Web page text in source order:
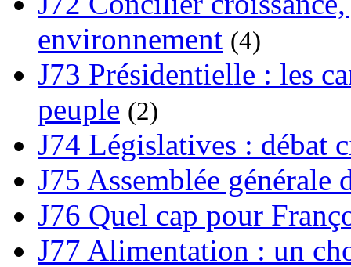
environnement (4)
J73 Présidentielle : les
peuple (2)
J74 Législatives : débat
J75 Assemblée générale
J76 Quel cap pour
J77 Alimentation : un